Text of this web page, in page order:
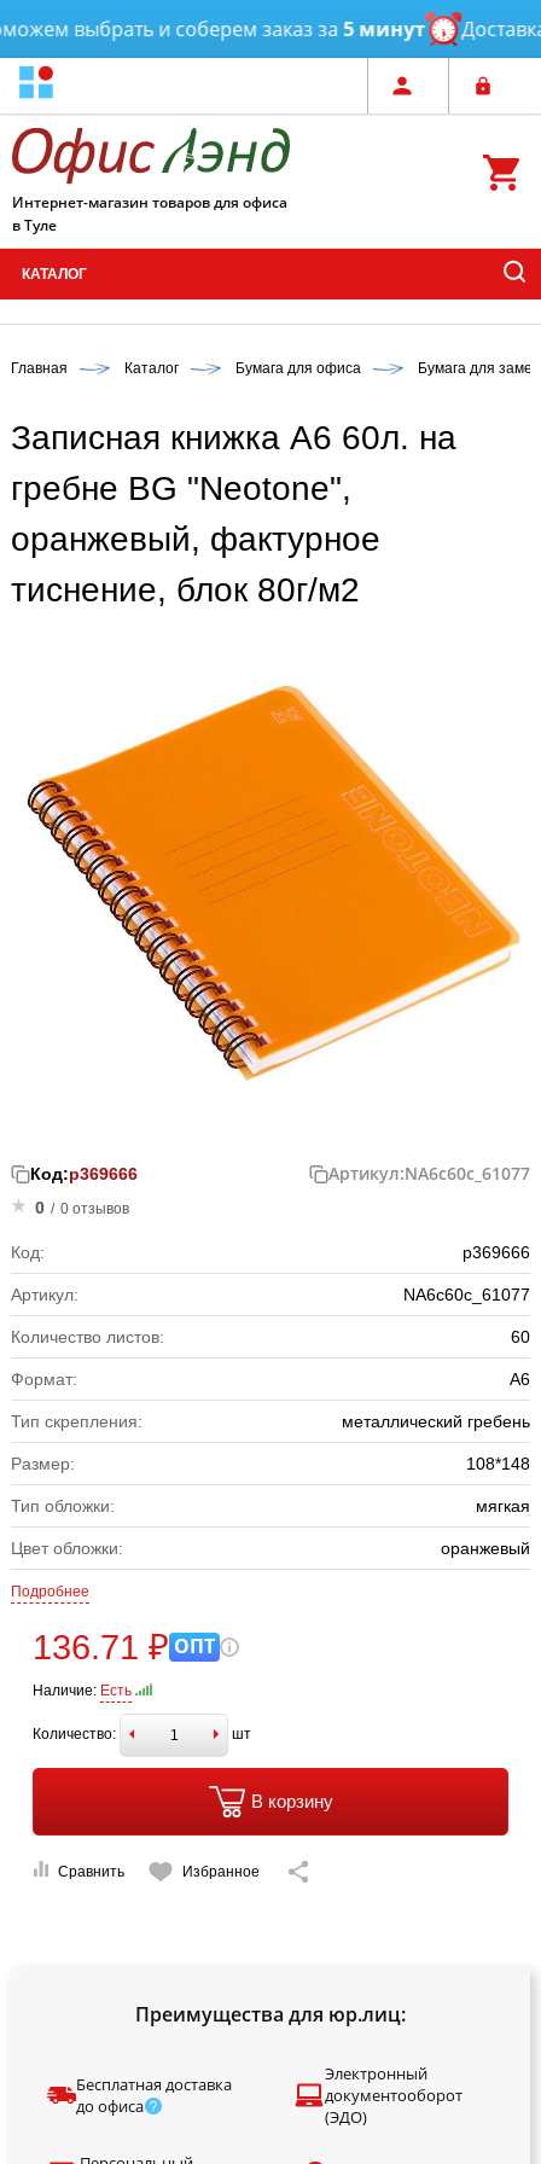
выбрать и соберем заказ за5 минут Доставка
Интернет-магазин товаров для офиса
в Туле
КАТАЛОГ
Главная Каталог Бумага для офиса Бумага для
Записная книжка А6 60л. на
гребне BG "Neotone",
оранжевый, фактурное
тиснение, блок 80г/м2
Код:р369666 Артикул:NA6c60c_61077
0 / 0 отзывов
Код: р369666
Артикул: NA6c60c_61077
Количество листов: 60
Формат: А6
Тип скрепления: металлический гребень
Размер: 108*148
Тип обложки: мягкая
Цвет обложки: оранжевый
Подробнее
136.71 ₽ ОПТ
Наличие: Есть
Количество: шт
В корзину
Сравнить Избранное
Преимущества для юр.лиц:
Бесплатная доставка
до офиса
Электронный
документооборот
(ЭДО)